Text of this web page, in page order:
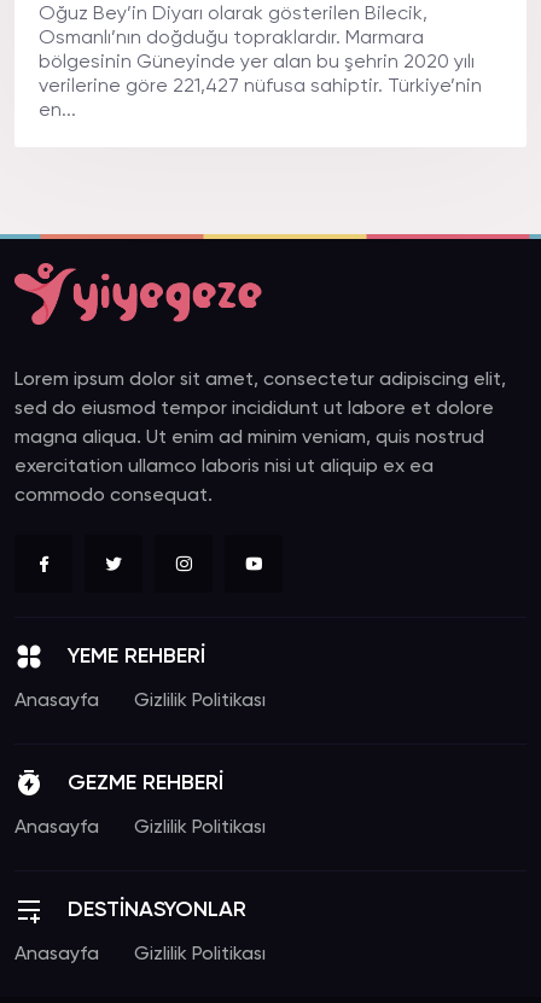
Oğuz Bey’in Diyarı olarak gösterilen Bilecik,
Osmanlı’nın doğduğu topraklardır. Marmara
bölgesinin Güneyinde yer alan bu şehrin 2020 yılı
verilerine göre 221,427 nüfusa sahiptir. Türkiye’nin
en...
Lorem ipsum dolor sit amet, consectetur adipiscing elit,
sed do eiusmod tempor incididunt ut labore et dolore
magna aliqua. Ut enim ad minim veniam, quis nostrud
exercitation ullamco laboris nisi ut aliquip ex ea
commodo consequat.
YEME REHBERİ
Anasayfa Gizlilik Politikası
GEZME REHBERİ
Anasayfa Gizlilik Politikası
DESTİNASYONLAR
Anasayfa Gizlilik Politikası